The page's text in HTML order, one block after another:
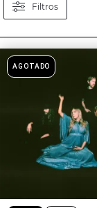
Filtros
AGOTADO